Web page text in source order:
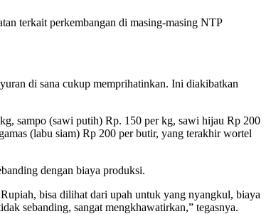
terkait perkembangan di masing-masing NTP
di sana cukup memprihatinkan. Ini diakibatkan
sampo (sawi putih) Rp. 150 per kg, sawi hijau Rp 200
(labu siam) Rp 200 per butir, yang terakhir wortel
dengan biaya produksi.
bisa dilihat dari upah untuk yang nyangkul, biaya
sebanding, sangat mengkhawatirkan,” tegasnya.